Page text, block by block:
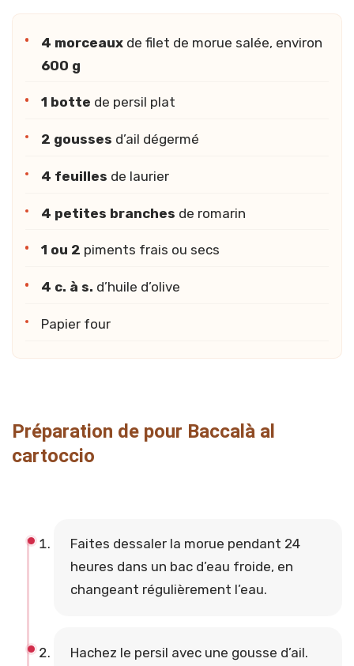
4 morceaux de filet de morue salée, environ
600 g
1 botte de persil plat
2 gousses d’ail dégermé
4 feuilles de laurier
4 petites branches de romarin
1 ou 2 piments frais ou secs
4 c. à s. d’huile d’olive
Papier four
Préparation de pour Baccalà al
cartoccio
Faites dessaler la morue pendant 24
heures dans un bac d’eau froide, en
changeant régulièrement l’eau.
Hachez le persil avec une gousse d’ail.